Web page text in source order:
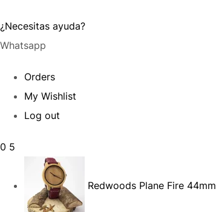
¿Necesitas ayuda?
Whatsapp
Orders
My Wishlist
Log out
0 5
Redwoods Plane Fire 44mm